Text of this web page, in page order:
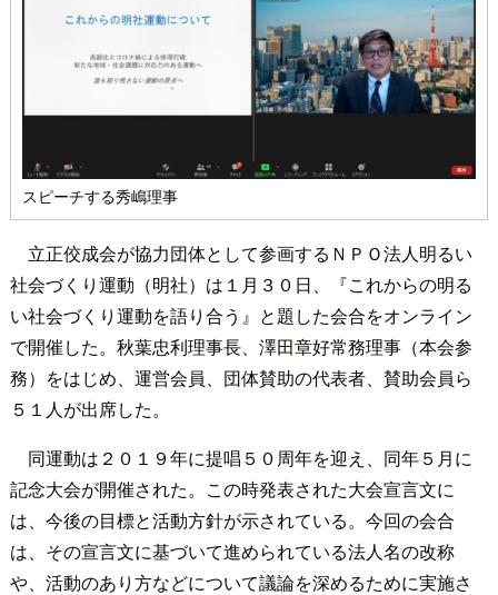
スピーチする秀嶋理事
立正佼成会が協力団体として参画するＮＰＯ法人明るい
社会づくり運動（明社）は１月３０日、『これからの明る
い社会づくり運動を語り合う』と題した会合をオンライン
で開催した。秋葉忠利理事長、澤田章好常務理事（本会参
務）をはじめ、運営会員、団体賛助の代表者、賛助会員ら
５１人が出席した。
同運動は２０１９年に提唱５０周年を迎え、同年５月に
記念大会が開催された。この時発表された大会宣言文に
は、今後の目標と活動方針が示されている。今回の会合
は、その宣言文に基づいて進められている法人名の改称
や、活動のあり方などについて議論を深めるために実施さ